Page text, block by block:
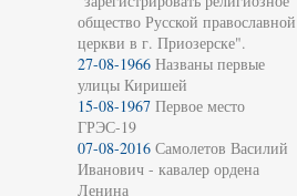
общество Русской православной
церкви в г. Приозерске".
27-08-1966 Названы первые
улицы Киришей
15-08-1967 Первое место
ГРЭС-19
07-08-2016 Самолетов Василий
Иванович - кавалер ордена
Ленина